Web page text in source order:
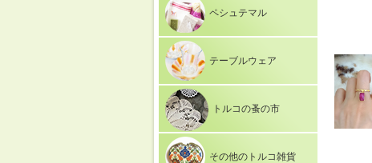
ペシュテマル
テーブルウェア
トルコの蚤の市
その他のトルコ雑貨